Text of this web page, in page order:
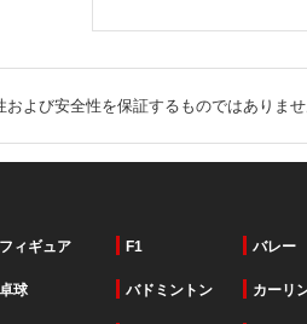
よび安全性を保証するものではありま
フィギュア F1 バレー
卓球 バドミントン カーリ